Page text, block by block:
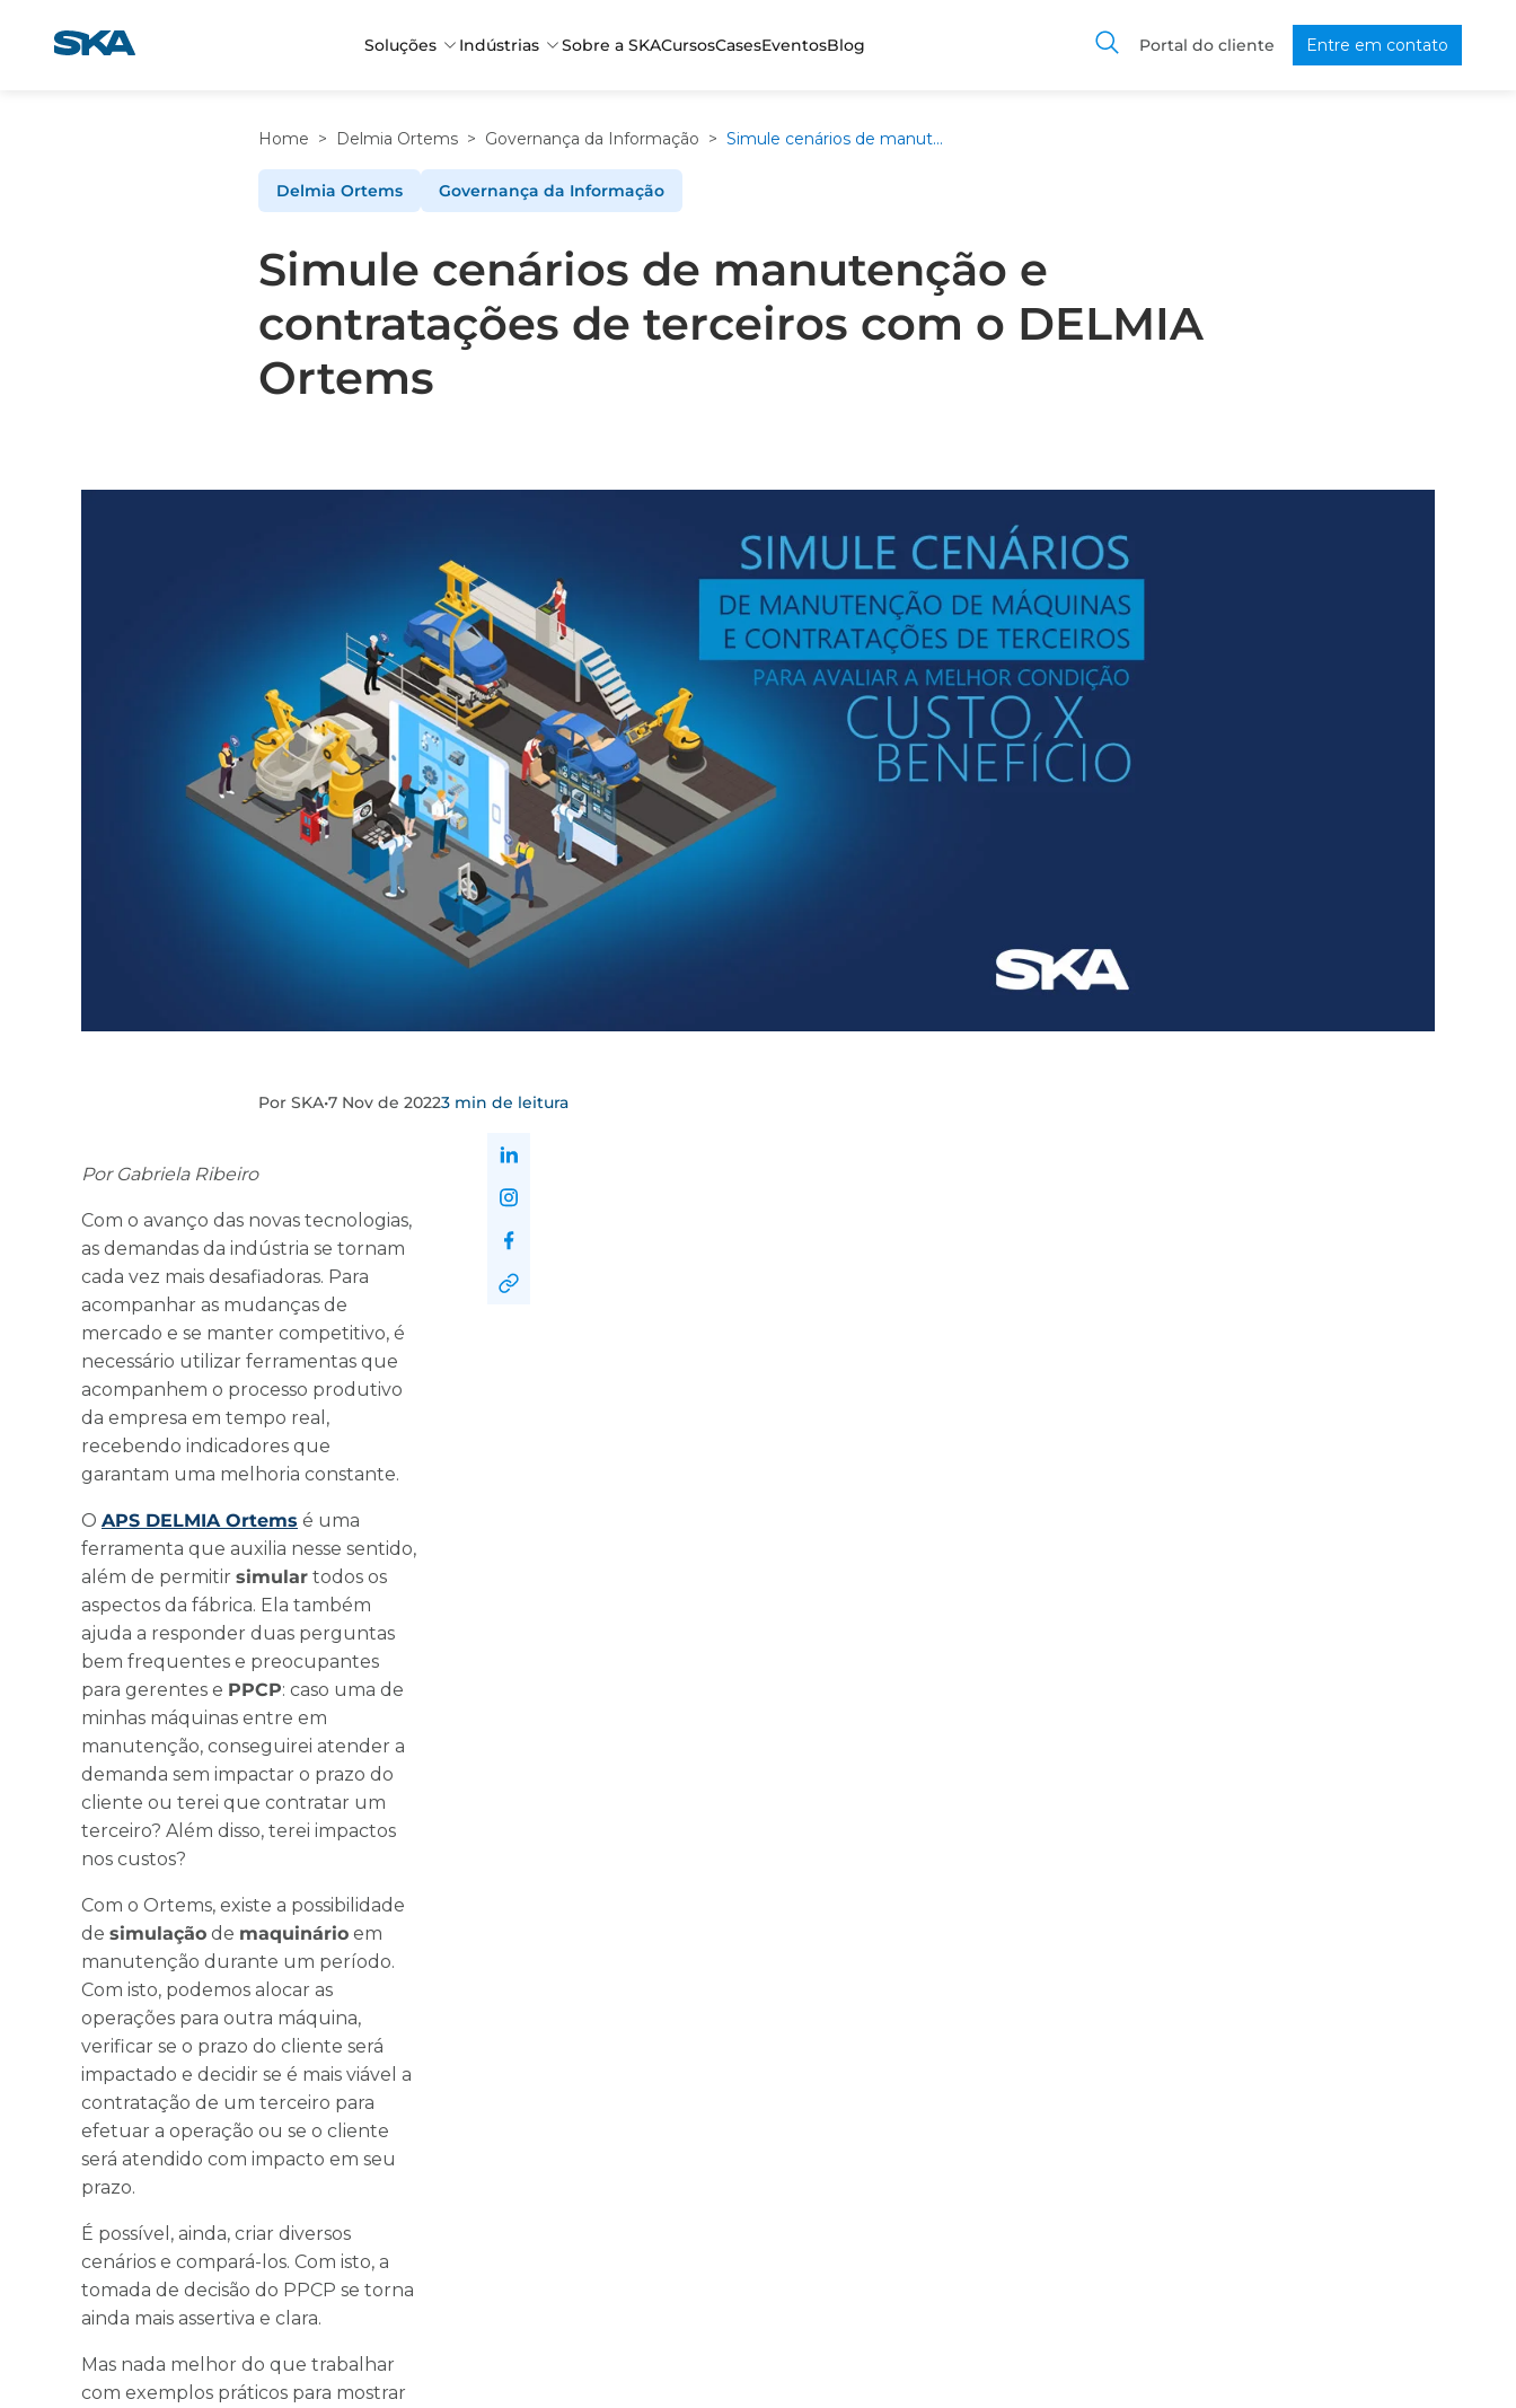
Soluções Indústrias Sobre a SKACursosCasesEventosBlog Portal do cliente Entre em contato
Home > Delmia Ortems > Governança da Informação > Simule cenários de manutenção e contratações de terceiros com o DELMIA Ortems
Delmia Ortems Governança da Informação
Simule cenários de manutenção e
contratações de terceiros com o DELMIA
Ortems
Por SKA•7 Nov de 20223 min de leitura
Por Gabriela Ribeiro
Com o avanço das novas tecnologias,
as demandas da indústria se tornam
cada vez mais desafiadoras. Para
acompanhar as mudanças de
mercado e se manter competitivo, é
necessário utilizar ferramentas que
acompanhem o processo produtivo
da empresa em tempo real,
recebendo indicadores que
garantam uma melhoria constante.
O APS DELMIA Ortems é uma
ferramenta que auxilia nesse sentido,
além de permitir simular todos os
aspectos da fábrica. Ela também
ajuda a responder duas perguntas
bem frequentes e preocupantes
para gerentes e PPCP: caso uma de
minhas máquinas entre em
manutenção, conseguirei atender a
demanda sem impactar o prazo do
cliente ou terei que contratar um
terceiro? Além disso, terei impactos
nos custos?
Com o Ortems, existe a possibilidade
de simulação de maquinário em
manutenção durante um período.
Com isto, podemos alocar as
operações para outra máquina,
verificar se o prazo do cliente será
impactado e decidir se é mais viável a
contratação de um terceiro para
efetuar a operação ou se o cliente
será atendido com impacto em seu
prazo.
É possível, ainda, criar diversos
cenários e compará-los. Com isto, a
tomada de decisão do PPCP se torna
ainda mais assertiva e clara.
Mas nada melhor do que trabalhar
com exemplos práticos para mostrar